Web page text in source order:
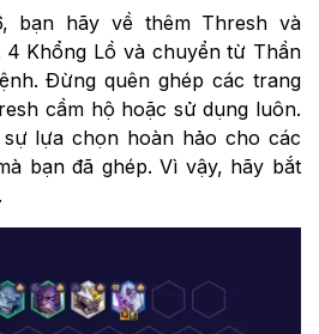
bạn hãy về thêm Thresh và
4 Khổng Lồ và chuyển từ Thần
Đừng quên ghép các trang
cầm hộ hoặc sử dụng luôn.
sự lựa chọn hoàn hảo cho các
bạn đã ghép. Vì vậy, hãy bắt